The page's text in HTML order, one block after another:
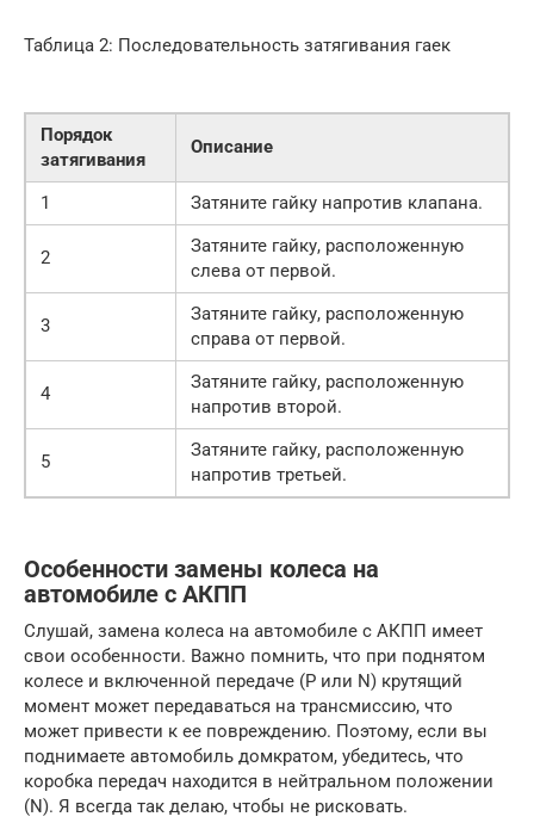
Таблица 2: Последовательность затягивания гаек
Порядок
затягивания
Описание
1 Затяните гайку напротив клапана.
2
Затяните гайку, расположенную
слева от первой.
3
Затяните гайку, расположенную
справа от первой.
4
Затяните гайку, расположенную
напротив второй.
5
Затяните гайку, расположенную
напротив третьей.
Особенности замены колеса на
автомобиле с АКПП
Слушай, замена колеса на автомобиле с АКПП имеет
свои особенности. Важно помнить, что при поднятом
колесе и включенной передаче (P или N) крутящий
момент может передаваться на трансмиссию, что
может привести к ее повреждению. Поэтому, если вы
поднимаете автомобиль домкратом, убедитесь, что
коробка передач находится в нейтральном положении
(N). Я всегда так делаю, чтобы не рисковать.